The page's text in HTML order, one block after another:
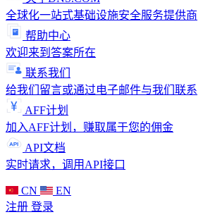
全球化一站式基础设施安全服务提供商
帮助中心
欢迎来到答案所在
联系我们
给我们留言或通过电子邮件与我们联系
AFF计划
加入AFF计划，赚取属于您的佣金
API文档
实时请求，调用API接口
CN
EN
注册 登录